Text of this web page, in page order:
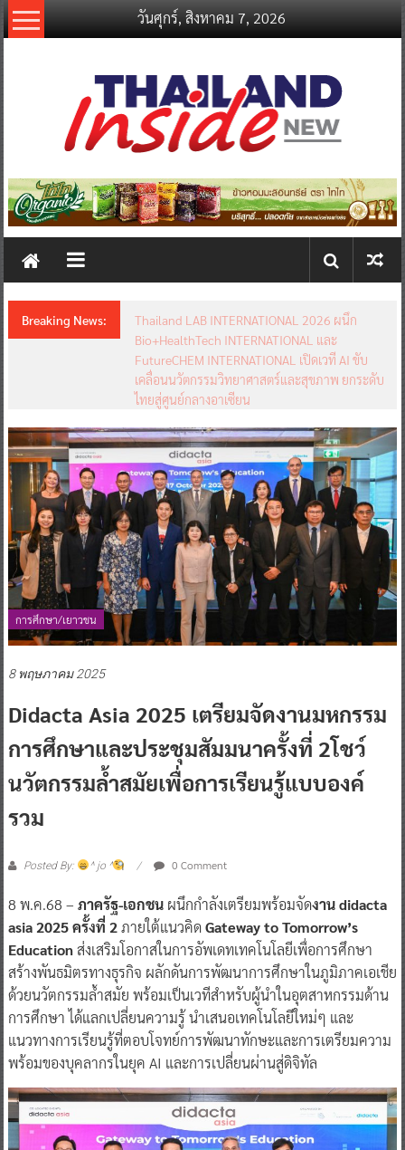
Skip
to
วันศุกร์, สิงหาคม 7, 2026
thailandinsidenew.com
Thailand
New
Breaking News:
Thailand LAB INTERNATIONAL 2026 ผนึก
Bio+HealthTech INTERNATIONAL และ
FutureCHEM INTERNATIONAL เปิดเวที AI ขับ
เคลื่อนนวัตกรรมวิทยาศาสตร์และสุขภาพ ยกระดับ
ไทยสู่ศูนย์กลางอาเซียน
การศึกษา/เยาวชน
8 พฤษภาคม 2025
Didacta Asia 2025 เตรียมจัดงานมหกรรม
การศึกษาและประชุมสัมมนาครั้งที่ 2โชว์
นวัตกรรมล้ำสมัยเพื่อการเรียนรู้แบบองค์
รวม
Posted By: ^ jo ^ 0 Comment
8 พ.ค.68 – ภาครัฐ-เอกชน ผนึกกำลังเตรียมพร้อมจัดงาน didacta
asia 2025 ครั้งที่ 2ภายใต้แนวคิดGateway to Tomorrow’s
Educationส่งเสริมโอกาสในการอัพเดทเทคโนโลยีเพื่อการศึกษา
สร้างพันธมิตรทางธุรกิจ ผลักดันการพัฒนาการศึกษาในภูมิภาคเอเชีย
ด้วยนวัตกรรมล้ำสมัย พร้อมเป็นเวทีสำหรับผู้นำในอุตสาหกรรมด้าน
การศึกษา ได้แลกเปลี่ยนความรู้ นำเสนอเทคโนโลยีใหม่ๆ และ
แนวทางการเรียนรู้ที่ตอบโจทย์การพัฒนาทักษะและการเตรียมความ
พร้อมของบุคลากรในยุค AI และการเปลี่ยนผ่านสู่ดิจิทัล